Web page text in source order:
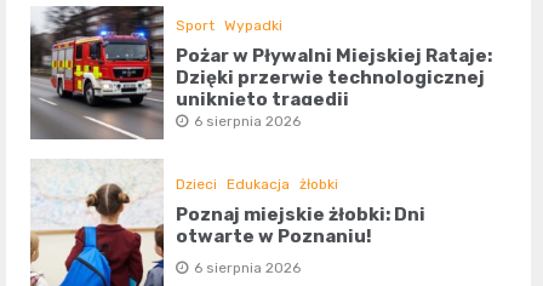
Sport Wypadki
Pożar w Pływalni Miejskiej Rataje:
Dzięki przerwie technologicznej
uniknięto tragedii
6 sierpnia 2026
Dzieci Edukacja żłobki
Poznaj miejskie żłobki: Dni
otwarte w Poznaniu!
6 sierpnia 2026